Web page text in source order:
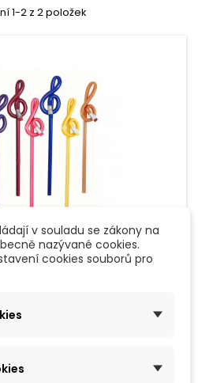
1-2 z 2 položek
GEWA
HOUSLOVÝ KLÍČ
klíče; s gumou; různé barvy; cena
v souladu se zákony na
nazývané cookies.
cookies souborů pro